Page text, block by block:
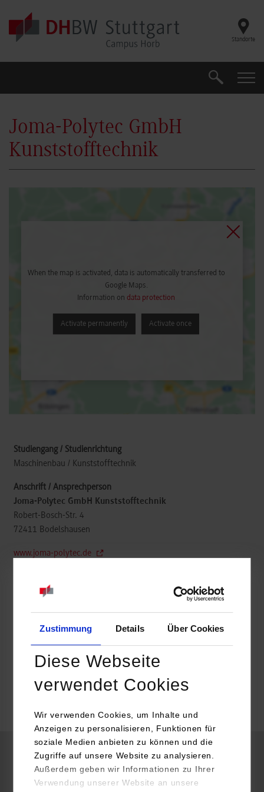
Zustimmung Details Über Cookies
Diese Webseite
verwendet Cookies
Wir verwenden Cookies, um Inhalte und
Anzeigen zu personalisieren, Funktionen für
soziale Medien anbieten zu können und die
Zugriffe auf unsere Website zu analysieren.
Außerdem geben wir Informationen zu Ihrer
Verwendung unserer Website an unsere
Skip to main content
Standorte
Search
Joma-Polytec GmbH
Kunststofftechnik
When the map is activated, data is automatically transferred to
Google Maps.
Information on data protection
Activate permanently Activate once
Maschinenbau / Kunststofftechnik
Joma-Polytec GmbH Kunststofftechnik
Robert-Bosch-Str. 4
72411 Bodelshausen
www.joma-polytec.de
07471 706-0
Elektrotechnik und Informationstechnik / Automation